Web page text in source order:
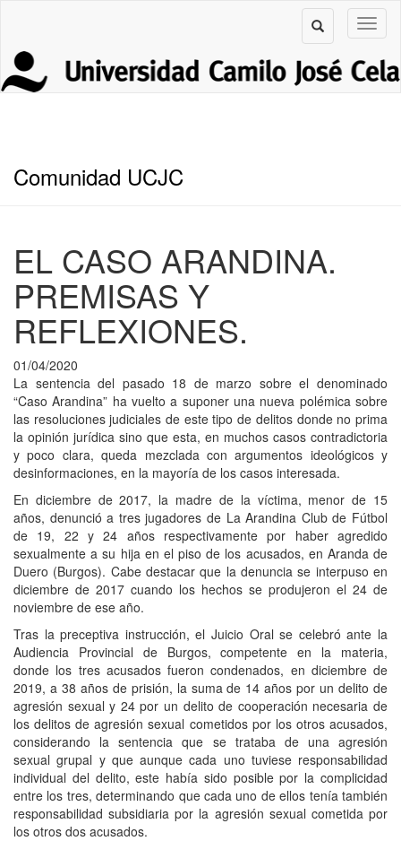
Comunidad UCJC
EL CASO ARANDINA.
PREMISAS Y
REFLEXIONES.
01/04/2020
La sentencia del pasado 18 de marzo sobre el denominado
“Caso Arandina” ha vuelto a suponer una nueva polémica sobre
las resoluciones judiciales de este tipo de delitos donde no prima
la opinión jurídica sino que esta, en muchos casos contradictoria
y poco clara, queda mezclada con argumentos ideológicos y
desinformaciones, en la mayoría de los casos interesada.
En diciembre de2017, la madre de la víctima, menor de 15
años, denunció a tres jugadores de La Arandina Club de Fútbol
de 19, 22 y 24 años respectivamente por haber agredido
sexualmente a su hija en el piso de los acusados, en Aranda de
Duero (Burgos). Cabe destacar que la denuncia se interpuso en
diciembre de 2017 cuando los hechos se produjeron el 24 de
noviembre de ese año.
Tras la preceptiva instrucción, el Juicio Oral se celebró ante la
Audiencia Provincial de Burgos, competente en la materia,
donde los tres acusados fueron condenados, en diciembre de
2019, a 38 años de prisión, la suma de 14 años por un delito de
agresión sexual y 24 por un delito de cooperación necesaria de
los delitos de agresión sexual cometidos por los otros acusados,
considerando la sentencia que se trataba de una agresión
sexual grupal y que aunque cada uno tuviese responsabilidad
individual del delito, este había sido posible por la complicidad
entre los tres, determinando quecada uno de ellos tenía también
responsabilidad subsidiaria por la agresión sexual cometida por
los otros dos acusados.